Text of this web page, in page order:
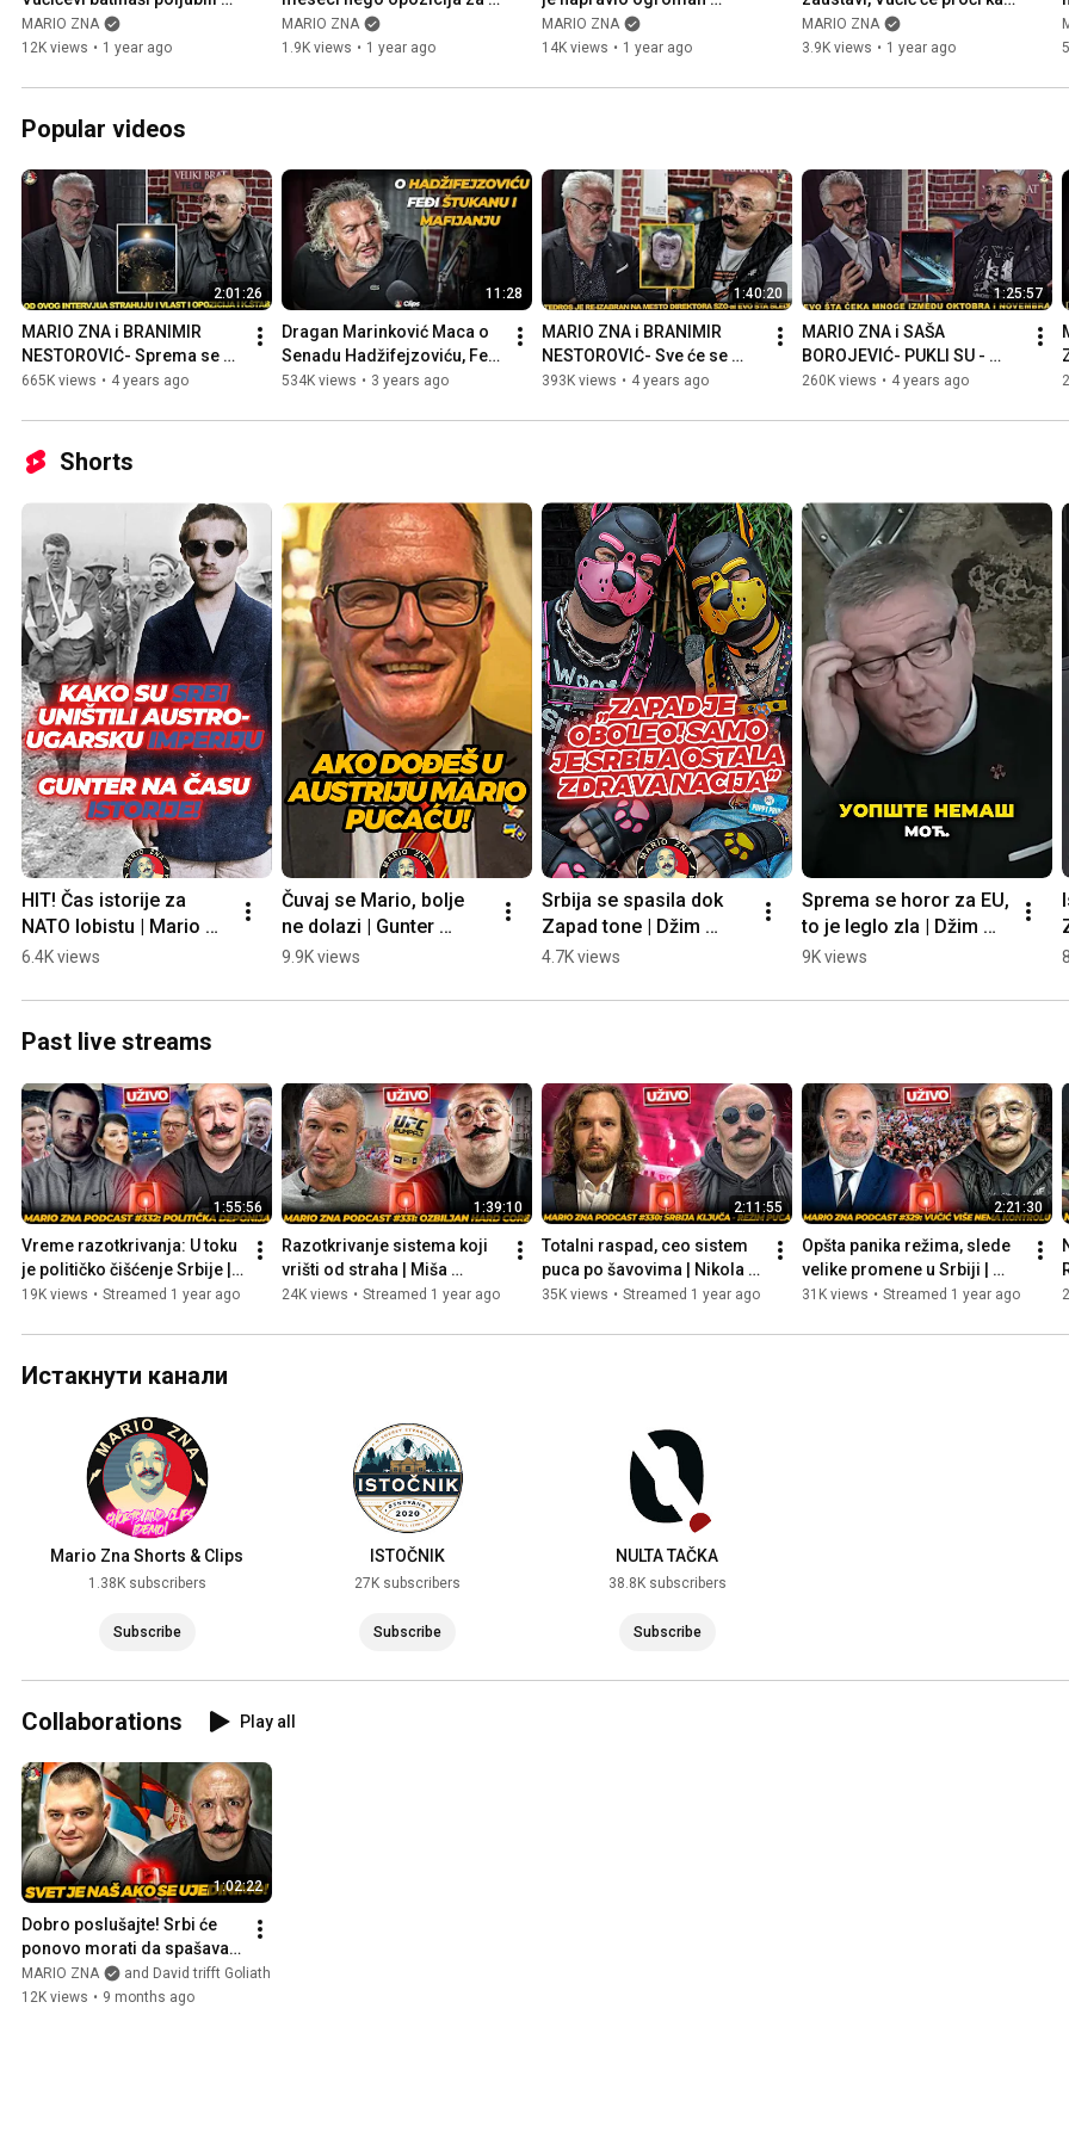
patos | Miša Bačulov | Mario
Zna Clips
MARIO ZNA
12K views • 1 year ago
13 godina | Nikola Jović |
Mario Zna Clips
MARIO ZNA
1.9K views • 1 year ago
problem Trampu | Nikola
Jović | Mario Zna Clips
MARIO ZNA
14K views • 1 year ago
Milo | Vladimir Pavićević |
Mario Zna Clips
MARIO ZNA
3.9K views • 1 year ago
Popular videos
2:01:26
MARIO ZNA i BRANIMIR
NESTOROVIĆ- Sprema se
nešto VELIKO- Svet će se
665K views • 4 years ago
11:28
Dragan Marinković Maca o
Senadu Hadžifejzoviću, Feđi
Štukanu i mafijanju
534K views • 3 years ago
1:40:20
MARIO ZNA i BRANIMIR
NESTOROVIĆ- Sve će se
UBRZO PROMENITI- Budite
DRŽAVE
393K views • 4 years ago
1:25:57
MARIO ZNA i SAŠA
BOROJEVIĆ- PUKLI SU -
Krizni štab i ekipa neće
260K views • 4 years ago
Shorts
HIT! Čas istorije za
NATO lobistu | Mario
Zna i Gunter Felinger
6.4K views
Čuvaj se Mario, bolje
ne dolazi | Gunter
Felinger
9.9K views
Srbija se spasila dok
Zapad tone | Džim
Doson
4.7K views
Sprema se horor za EU,
to je leglo zla | Džim
Doson
9K views
Past live streams
1:55:56
Vreme razotkrivanja: U toku
je političko čišćenje Srbije |
Ilija Vuksanović | Mario Zna,
19K views • Streamed 1 year ago
1:39:10
Razotkrivanje sistema koji
vrišti od straha | Miša
Bačulov | Mario Zna, 331
24K views • Streamed 1 year ago
2:11:55
Totalni raspad, ceo sistem
puca po šavovima | Nikola
Jović | Mario Zna, 330 Uživo
35K views • Streamed 1 year ago
2:21:30
Opšta panika režima, slede
velike promene u Srbiji |
Vladimir Pavićević | Mario
31K views • Streamed 1 year ago
Истакнути канали
Mario Zna Shorts & Clips
1.38K subscribers
Subscribe
ISTOČNIK
27K subscribers
Subscribe
NULTA TAČKA
38.8K subscribers
Subscribe
Collaborations Play all
1:02:22
Dobro poslušajte! Srbi će
ponovo morati da spašavaju
svet | David Bilbija | Mario
Zna EP.368
MARIO ZNA
and David trifft Goliath
12K views • 9 months ago